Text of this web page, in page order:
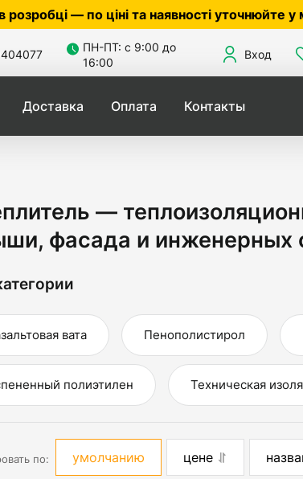
уточнюйте у менеджера ☎
ПН-ПТ: с 9:00 до
16:00
Вход
Доставка Оплата Контакты
—
фасада и инженерных
вата Пенополистирол
полиэтилен Техническая
по: умолчанию цене